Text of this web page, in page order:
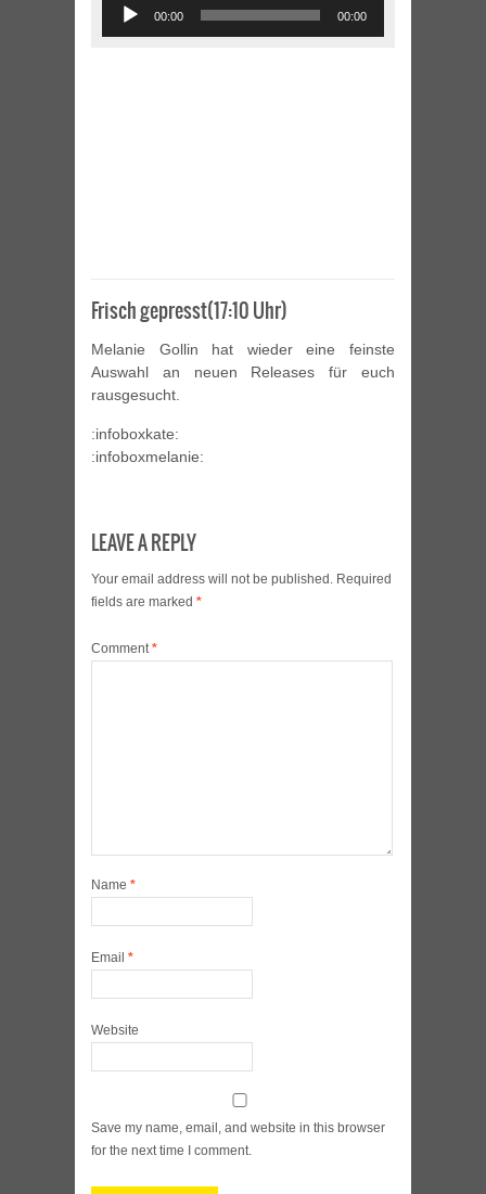
Audio
Player
00:00 00:00
Frisch gepresst(17:10 Uhr)
Melanie Gollin hat wieder eine feinste
Auswahl an neuen Releases für euch
rausgesucht.
:infoboxkate:
:infoboxmelanie:
LEAVE A REPLY
Your email address will not be published. Required
fields are marked *
Comment*
Name *
Email *
Website
Save my name, email, and website in this browser
for the next time I comment.